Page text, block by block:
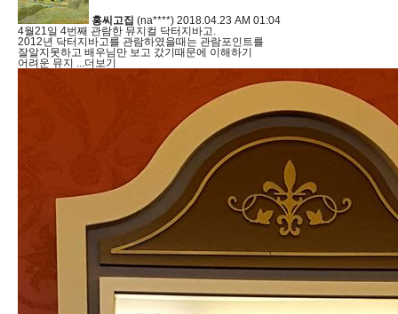
홍씨고집 (na****) 2018.04.23 AM 01:04
4월21일 4번째 관람한 뮤지컬 닥터지바고.
2012년 닥터지바고를 관람하였을때는 관람포인트를
잘알지못하고 배우님만 보고 갔기때문에 이해하기
어려운 뮤지
...더보기